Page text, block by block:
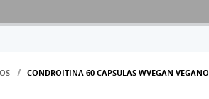
CONDROITINA 60 CAPSULAS WVEGAN VEGANO